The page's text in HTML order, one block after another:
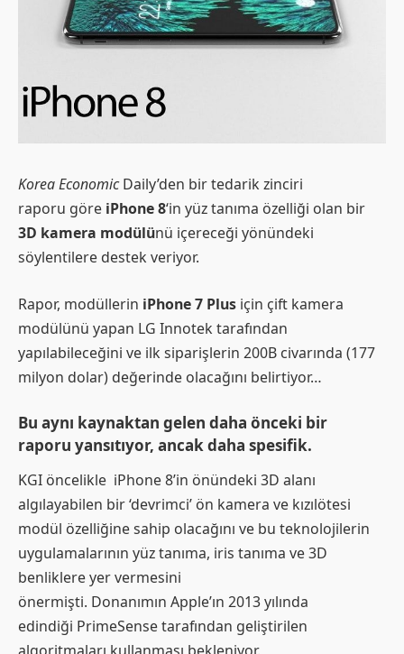
Korea EconomicDaily’den bir tedarik zinciri
raporu göre iPhone 8‘in yüz tanıma özelliği olan bir
3D kamera modülünü içereceği yönündeki
söylentilere destek veriyor.
Rapor, modüllerin iPhone 7 Plus için çift kamera
modülünü yapan LG Innotek tarafından
yapılabileceğini ve ilk siparişlerin 200B civarında (177
milyon dolar) değerinde olacağını belirtiyor…
Bu aynı kaynaktan gelen daha önceki bir
raporu yansıtıyor, ancak daha spesifik.
KGI öncelikle iPhone 8’in önündeki 3D alanı
algılayabilen bir ‘devrimci’ ön kamera ve kızılötesi
modül özelliğine sahip olacağını ve bu teknolojilerin
uygulamalarının yüz tanıma, iris tanıma ve 3D
benliklere yer vermesini
önermişti. Donanımın Apple’ın 2013 yılında
edindiği PrimeSense tarafından geliştirilen